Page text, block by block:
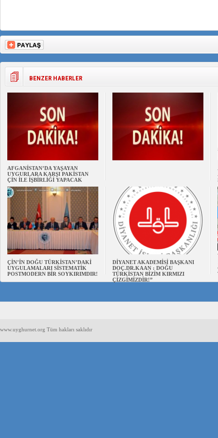
BENZER HABERLER
AFGANİSTAN’DA YAŞAYAN
UYGURLARA KARŞI PAKİSTAN
ÇİN İLE İŞBİRLİĞİ YAPACAK
ÇİN’İN DOĞU TÜRKİSTAN’DAKİ
UYGULAMALARI SİSTEMATİK
POSTMODERN BİR SOYKIRIMDIR!
DİYANET AKADEMİSİ BAŞKANI
DOÇ.DR.KAAN : DOĞU
TÜRKİSTAN BİZİM KIRMIZI
ÇİZGİMİZDİR!”
www.uyghurnet.org Tüm hakları saklıdır